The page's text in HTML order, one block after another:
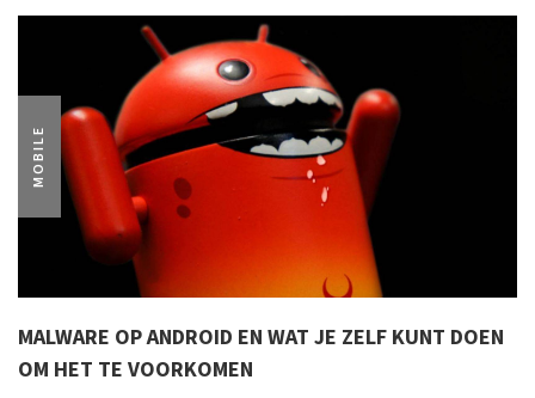
MOBILE
MALWARE OP ANDROID EN WAT JE ZELF KUNT DOEN
OM HET TE VOORKOMEN